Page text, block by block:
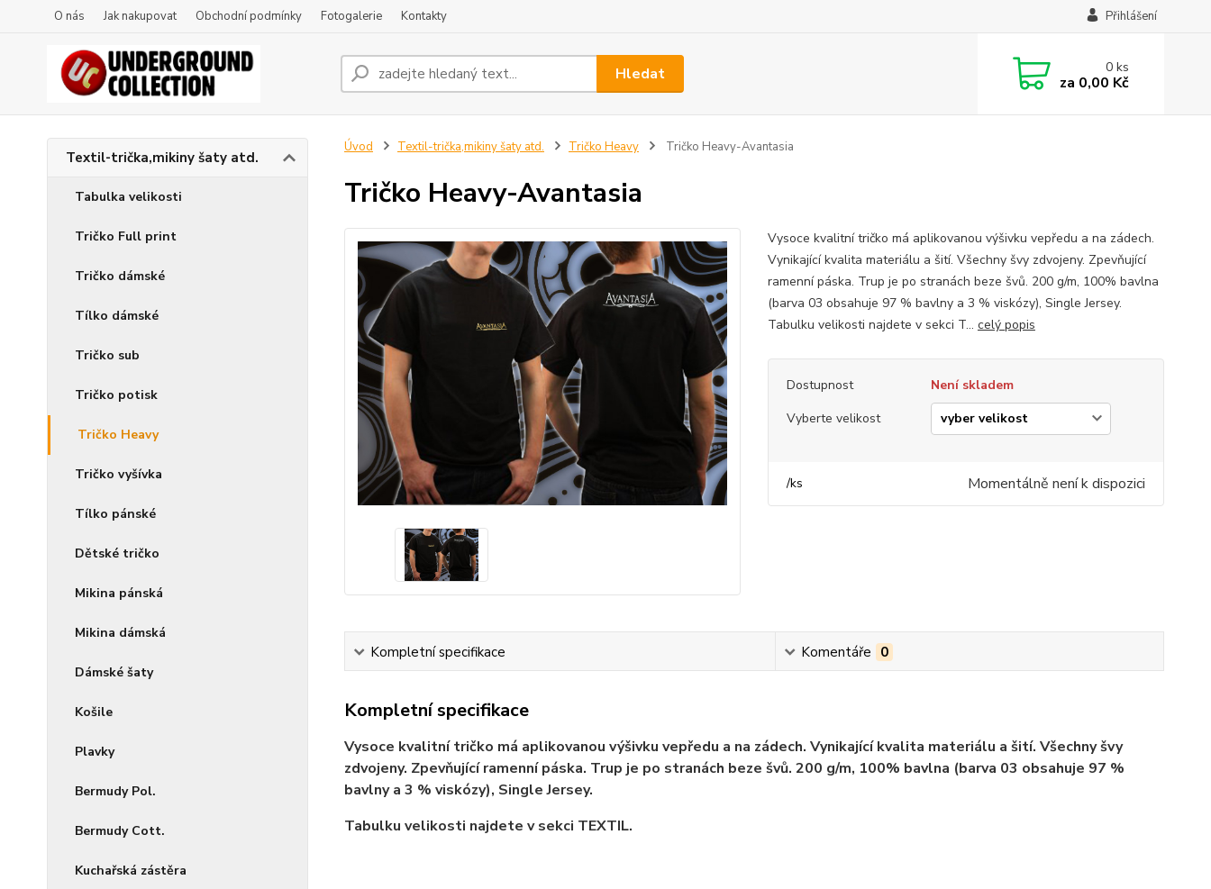
O nás Jak nakupovat Obchodní podmínky Fotogalerie Kontakty Přihlášení
Hledat 0ks
za 0,00 Kč
Textil-trička,mikiny šaty atd.
Tabulka velikosti
Tričko Full print
Tričko dámské
Tílko dámské
Tričko sub
Tričko potisk
Tričko Heavy
Tričko vyšívka
Tílko pánské
Dětské tričko
Mikina pánská
Mikina dámská
Dámské šaty
Košile
Plavky
Bermudy Pol.
Bermudy Cott.
Kuchařská zástěra
Úvod Textil-trička,mikiny šaty atd. Tričko Heavy Tričko Heavy-Avantasia
Tričko Heavy-Avantasia
Vysoce kvalitní tričko má aplikovanou výšivku vepředu a na zádech.
Vynikající kvalita materiálu a šití. Všechny švy zdvojeny. Zpevňující
ramenní páska. Trup je po stranách beze švů. 200 g/m, 100% bavlna
(barva 03 obsahuje 97 % bavlny a 3 % viskózy), Single Jersey.
Tabulku velikosti najdete v sekci T... celý popis
Dostupnost
Není skladem
Vyberte velikost
/ks Momentálně není k dispozici
Kompletní specifikace Komentáře 0
Kompletní specifikace
Vysoce kvalitní tričko má aplikovanou výšivku vepředu a na zádech. Vynikající kvalita materiálu a šití. Všechny švy
zdvojeny. Zpevňující ramenní páska. Trup je po stranách beze švů. 200 g/m, 100% bavlna (barva 03 obsahuje 97 %
bavlny a 3 % viskózy), Single Jersey.
Tabulku velikosti najdete v sekci TEXTIL.